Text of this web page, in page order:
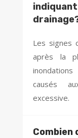
Les signes
après la
causés
excessive.